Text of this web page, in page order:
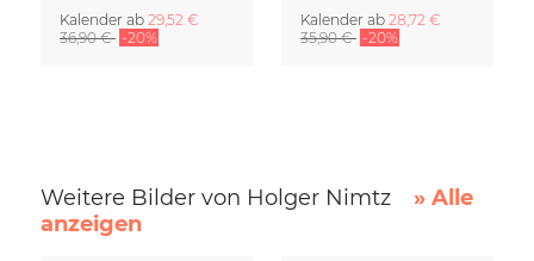
Kalender ab 29,52 €
36,90 € -20%
Kalender ab 28,72 €
35,90 € -20%
Weitere Bilder von Holger Nimtz
» Alle
anzeigen